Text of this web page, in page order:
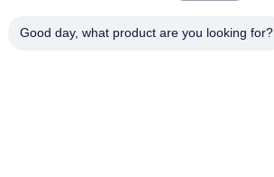
আমাদের সাথে যোগাযোগ
Good day, what product are you looking for?